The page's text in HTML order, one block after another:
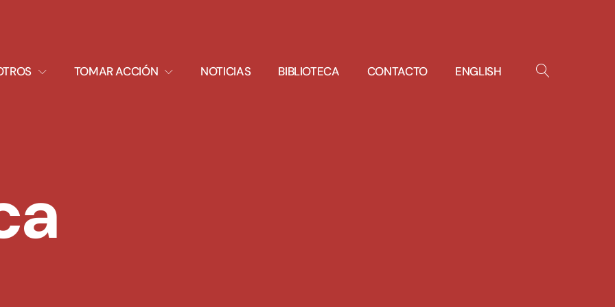
TOMAR ACCIÓN
EXPAND
DROPDOWN
NOTICIAS BIBLIOTECA CONTACTO ENGLISH